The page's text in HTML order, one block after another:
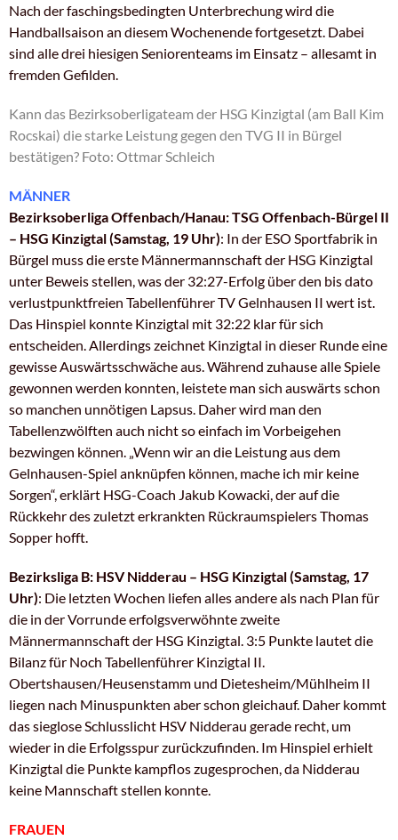
Nach der faschingsbedingten Unterbrechung wird die
Handballsaison an diesem Wochenende fortgesetzt. Dabei
sind alle drei hiesigen Seniorenteams im Einsatz – allesamt in
fremden Gefilden.
Kann das Bezirksoberligateam der HSG Kinzigtal (am Ball Kim
Rocskai) die starke Leistung gegen den TVG II in Bürgel
bestätigen? Foto: Ottmar Schleich
MÄNNER
Bezirksoberliga Offenbach/Hanau: TSG Offenbach-Bürgel II
– HSG Kinzigtal (Samstag, 19 Uhr): In der ESO Sportfabrik in
Bürgel muss die erste Männermannschaft der HSG Kinzigtal
unter Beweis stellen, was der 32:27-Erfolg über den bis dato
verlustpunktfreien Tabellenführer TV Gelnhausen II wert ist.
Das Hinspiel konnte Kinzigtal mit 32:22 klar für sich
entscheiden. Allerdings zeichnet Kinzigtal in dieser Runde eine
gewisse Auswärtsschwäche aus. Während zuhause alle Spiele
gewonnen werden konnten, leistete man sich auswärts schon
so manchen unnötigen Lapsus. Daher wird man den
Tabellenzwölften auch nicht so einfach im Vorbeigehen
bezwingen können. „Wenn wir an die Leistung aus dem
Gelnhausen-Spiel anknüpfen können, mache ich mir keine
Sorgen“, erklärt HSG-Coach Jakub Kowacki, der auf die
Rückkehr des zuletzt erkrankten Rückraumspielers Thomas
Sopper hofft.
Bezirksliga B: HSV Nidderau – HSG Kinzigtal (Samstag, 17
Uhr): Die letzten Wochen liefen alles andere als nach Plan für
die in der Vorrunde erfolgsverwöhnte zweite
Männermannschaft der HSG Kinzigtal. 3:5 Punkte lautet die
Bilanz für Noch Tabellenführer Kinzigtal II.
Obertshausen/Heusenstamm und Dietesheim/Mühlheim II
liegen nach Minuspunkten aber schon gleichauf. Daher kommt
das sieglose Schlusslicht HSV Nidderau gerade recht, um
wieder in die Erfolgsspur zurückzufinden. Im Hinspiel erhielt
Kinzigtal die Punkte kampflos zugesprochen, da Nidderau
keine Mannschaft stellen konnte.
FRAUEN